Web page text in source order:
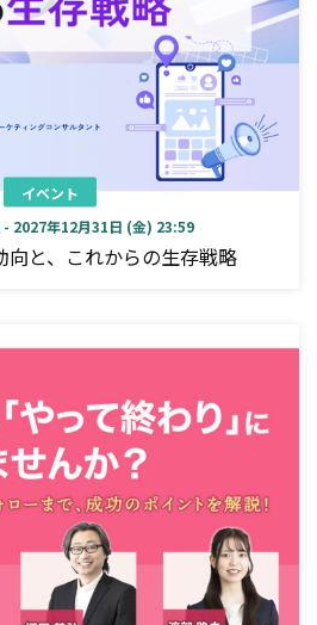
イベント
2027年12月31日 (金) 23:59
向と、これからの生存戦略